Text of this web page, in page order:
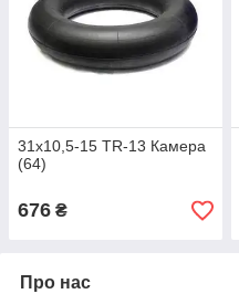
31х10,5-15 TR-13 Камера
(64)
676 ₴
Про нас